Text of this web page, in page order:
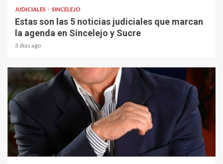
JUDICIALES SINCELEJO
Estas son las 5 noticias judiciales que marcan
la agenda en Sincelejo y Sucre
3 días ago
1 min read